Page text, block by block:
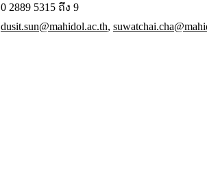
0 2889 5315 ถึง 9
dusit.sun@mahidol.ac.th,